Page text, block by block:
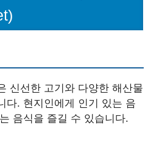
신선한 고기와 다양한 해산물
다. 현지인에게 인기 있는 음
음식을 즐길 수 있습니다.